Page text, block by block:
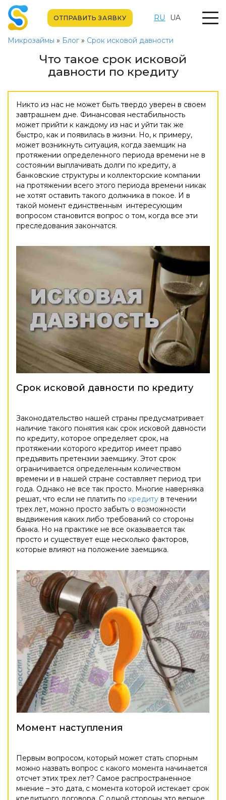
ОТПРАВИТЬ ЗАЯВКУ RU UA
Микрозаймы » Блог» Срок исковой давности
Что такое срок исковой
давности по кредиту
Никто из нас не может быть твердо уверен в своем
завтрашнем дне. Финансовая нестабильность
может прийти к каждому из нас и уйти так же
быстро, как и появилась в жизни. Но, к примеру,
может возникнуть ситуация, когда заемщик на
протяжении определенного периода времени не в
состоянии выплачивать долги по кредиту, а
банковские структуры и коллекторские компании
на протяжении всего этого периода времени никак
не хотят оставить такого должника в покое. И в
такой момент единственным интересующим
вопросом становится вопрос о том, когда все эти
преследования закончатся.
Срок исковой давности по кредиту
Законодательство нашей страны предусматривает
наличие такого понятия как срок исковой давности
по кредиту, которое определяет срок, на
протяжении которого кредитор имеет право
предъявить претензии заемщику. Этот срок
ограничивается определенным количеством
времени и в нашей стране составляет период три
года. Однако не все так просто. Многие наверняка
решат, что если не платить по кредиту в течении
трех лет, можно просто забыть о возможности
выдвижения каких либо требований со стороны
банка. Но на практике не все оказывается так
просто и существует еще несколько факторов,
которые влияют на положение заемщика.
Момент наступления
Первым вопросом, который может стать спорным
можно назвать вопрос с какого момента начинается
отсчет этих трех лет? Самое распространенное
мнение – это дата, с момента которой истекает срок